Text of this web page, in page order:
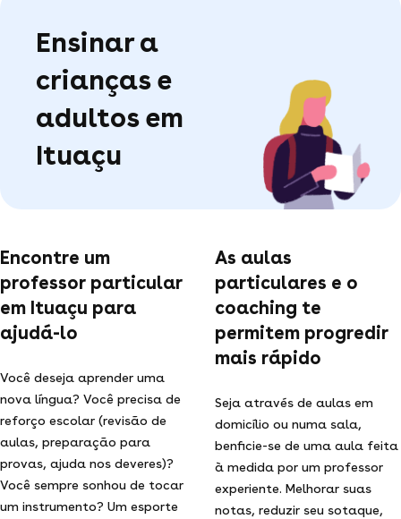
Ensinar a
crianças e
adultos em
Ituaçu
Encontre um
professor particular
em Ituaçu para
ajudá-lo
Você deseja aprender uma
nova língua? Você precisa de
reforço escolar (revisão de
aulas, preparação para
provas, ajuda nos deveres)?
Você sempre sonhou de tocar
um instrumento? Um esporte
As aulas
particulares e o
coaching te
permitem progredir
mais rápido
Seja através de aulas em
domicílio ou numa sala,
benficie-se de uma aula feita
à medida por um professor
experiente. Melhorar suas
notas, reduzir seu sotaque,